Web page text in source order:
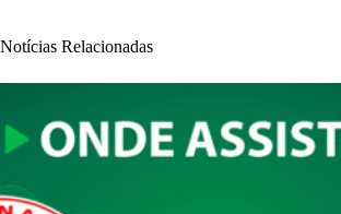
Notícias Relacionadas